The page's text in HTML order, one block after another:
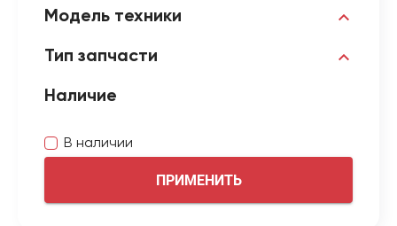
Модель техники
Тип запчасти
Наличие
В наличии
ПРИМЕНИТЬ